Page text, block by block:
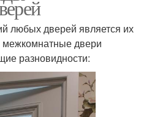
любых дверей является их
межкомнатные двери
разновидности: